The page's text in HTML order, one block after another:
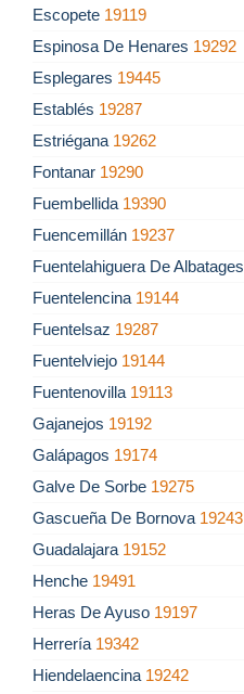
Escopete 19119
Espinosa De Henares 19292
Esplegares 19445
Establés 19287
Estriégana 19262
Fontanar 19290
Fuembellida 19390
Fuencemillán 19237
Fuentelahiguera De Albatages
Fuentelencina 19144
Fuentelsaz 19287
Fuentelviejo 19144
Fuentenovilla 19113
Gajanejos 19192
Galápagos 19174
Galve De Sorbe 19275
Gascueña De Bornova 19243
Guadalajara 19152
Henche 19491
Heras De Ayuso 19197
Herrería 19342
Hiendelaencina 19242